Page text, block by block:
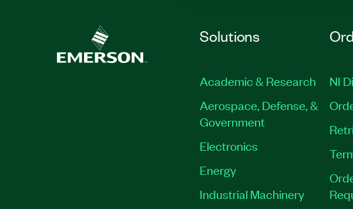
Solutions
Academic & Research
Aerospace, Defense, &
Government
Electronics
Energy
Industrial Machinery
NI